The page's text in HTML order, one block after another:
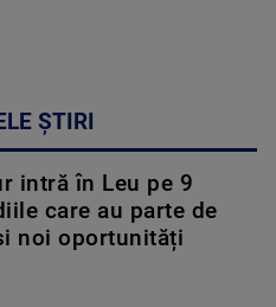
ȘTIRI
intră în Leu pe 9
care au parte de
noi oportunități